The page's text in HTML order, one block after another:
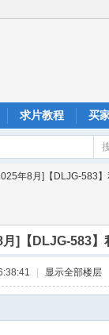
求片教程 买
年8月]【DLJG-583
月]【DLJG-583】
显示全部楼层